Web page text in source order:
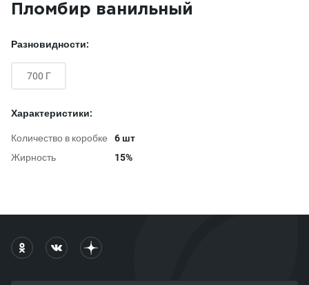
Пломбир ванильный
Разновидности:
700 Г
Характеристики:
Количество в коробке
6 шт
Жирность
15%